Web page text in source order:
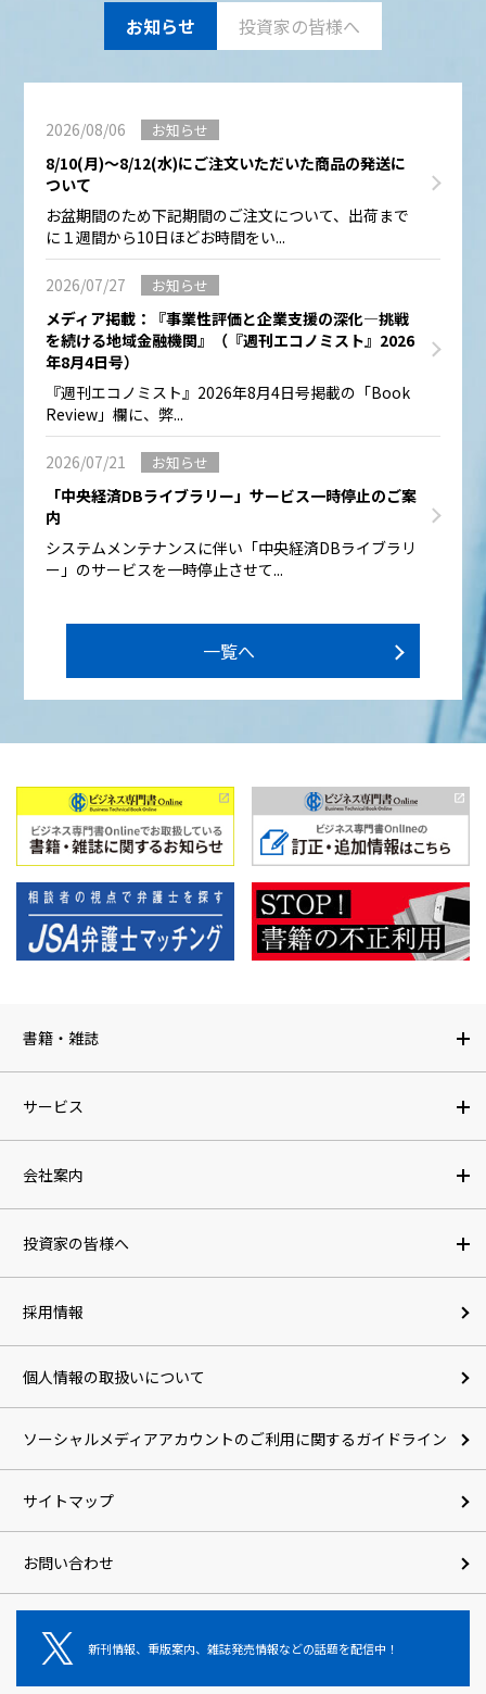
お知らせ 投資家の皆様へ
2026/08/06 お知らせ
8/10(月)～8/12(水)にご注文いただいた商品の発送に
ついて
お盆期間のため下記期間のご注文について、出荷まで
に１週間から10日ほどお時間をい...
2026/07/27 お知らせ
メディア掲載：『事業性評価と企業支援の深化―挑戦
を続ける地域金融機関』（『週刊エコノミスト』2026
年8月4日号）
『週刊エコノミスト』2026年8月4日号掲載の「Book
Review」欄に、弊...
2026/07/21 お知らせ
「中央経済DBライブラリー」サービス一時停止のご案
内
システムメンテナンスに伴い「中央経済DBライブラリ
ー」のサービスを一時停止させて...
一覧へ
書籍・雑誌
サービス
会社案内
投資家の皆様へ
採用情報
個人情報の取扱いについて
ソーシャルメディアアカウントのご利用に関するガイドライン
サイトマップ
お問い合わせ
新刊情報、重版案内、雑誌発売情報などの話題を配信中！